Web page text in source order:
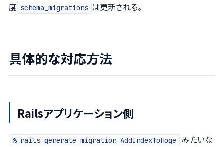
度 schema_migrations は更新される。
具体的な対応方法
Railsアプリケーション側
% rails generate migration AddIndexToHoge
みたいな